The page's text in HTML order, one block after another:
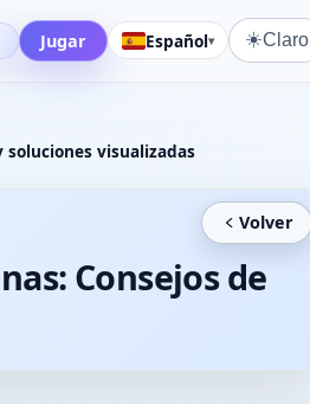
Jugar Español▾ ☀️Claro
soluciones visualizadas
Volver
Consejos de